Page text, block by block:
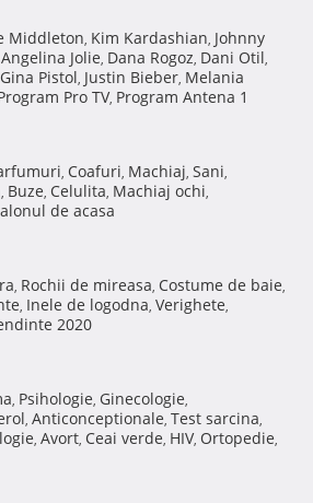
Middleton, Kim Kardashian, Johnny
Angelina Jolie, Dana Rogoz, Dani Otil,
Gina Pistol, Justin Bieber, Melania
Pro TV, Program Antena 1
, Coafuri, Machiaj, Sani,
, Buze, Celulita, Machiaj ochi,
de acasa
, Rochii de mireasa, Costume de baie,
, Inele de logodna, Verighete,
2020
, Psihologie, Ginecologie,
, Anticonceptionale, Test sarcina,
, Avort, Ceai verde, HIV, Ortopedie,